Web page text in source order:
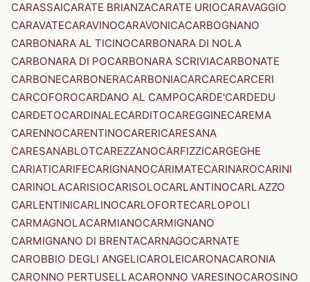
CARASSAICARATE BRIANZACARATE URIOCARAVAGGIO
CARAVATECARAVINOCARAVONICACARBOGNANO
CARBONARA AL TICINOCARBONARA DI NOLA
CARBONARA DI POCARBONARA SCRIVIACARBONATE
CARBONECARBONERACARBONIACARCARECARCERI
CARCOFOROCARDANO AL CAMPOCARDE'CARDEDU
CARDETOCARDINALECARDITOCAREGGINECAREMA
CARENNOCARENTINOCARERICARESANA
CARESANABLOTCAREZZANOCARFIZZICARGEGHE
CARIATICARIFECARIGNANOCARIMATECARINAROCARINI
CARINOLACARISIOCARISOLOCARLANTINOCARLAZZO
CARLENTINICARLINOCARLOFORTECARLOPOLI
CARMAGNOLACARMIANOCARMIGNANO
CARMIGNANO DI BRENTACARNAGOCARNATE
CAROBBIO DEGLI ANGELICAROLEICARONACARONIA
CARONNO PERTUSELLACARONNO VARESINOCAROSINO